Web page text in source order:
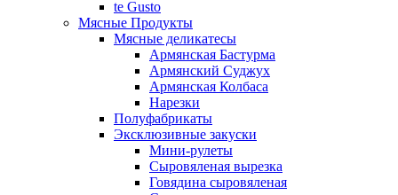
te Gusto
Мясные Продукты
Мясные деликатесы
Армянская Бастурма
Армянский Суджух
Армянская Колбаса
Нарезки
Полуфабрикаты
Эксклюзивные закуски
Мини-рулеты
Сыровяленая вырезка
Говядина сыровяленая